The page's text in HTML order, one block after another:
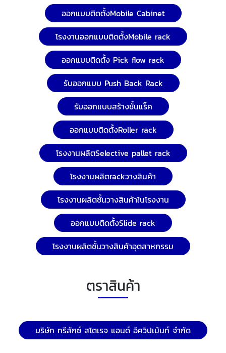
ออกแบบติดตั้งMobile Cabinet
โรงงานออกแบบติดตั้งMobile rack
ออกแบบติดตั้ง Pick flow rack
รับออกแบบ Push Back Rack
รับออกแบบสร้างชั้นแร็ค
ออกแบบติดตั้งRoller rack
โรงงานผลิตSelective pallet rack
โรงงานผลิตrackวางสินค้า
โรงงานผลิตชั้นวางสินค้าในโรงงาน
ออกแบบติดตั้งSlide rack
โรงงานผลิตชั้นวางสินค้าอุตสาหกรรม
ตราสินค้า
บริษัท ทรีลักซ์ สโตเรจ แอนด์ อีควิปเม้นท์ จำกัด